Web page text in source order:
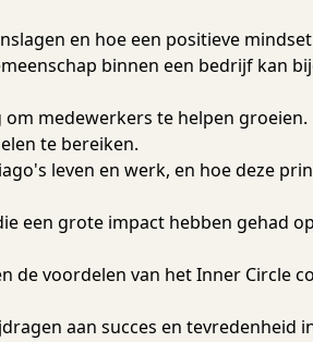
en hoe een positieve
binnen een bedrijf kan
medewerkers te helpen groeien.
te bereiken.
leven en werk, en hoe deze
een grote impact hebben gehad
de voordelen van het Inner Circle
aan succes en tevredenheid